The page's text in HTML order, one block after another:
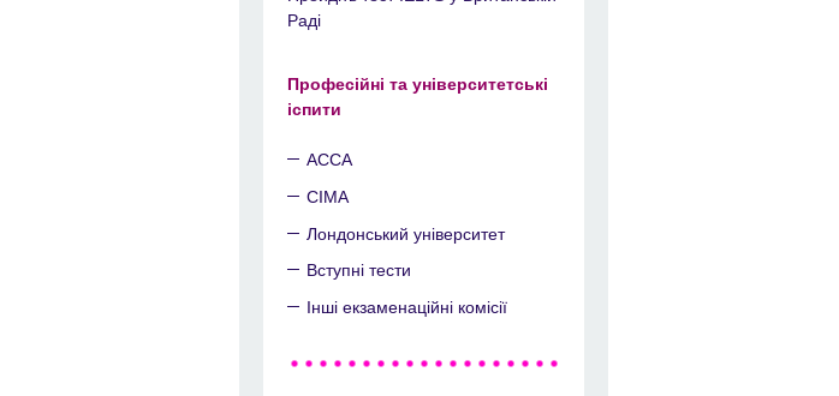
Раді
Професійні та університетські
іспити
ACCA
CIMA
Лондонський університет
Вступні тести
Інші екзаменаційні комісії